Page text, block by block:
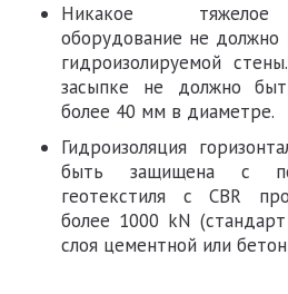
Никакое тяжелое
оборудование не должно
гидроизолируемой
засыпке не должно
более 40 мм в диаметре.
Гидроизоляция
быть защищена с
геотекстиля с CBR
более 1000 kN
слоя цементной или